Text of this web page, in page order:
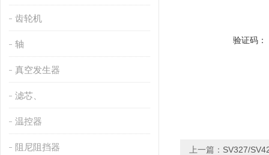
齿轮机
轴
真空发生器
滤芯、
温控器
阻尼阻挡器
验证码：
上一篇： SV327/